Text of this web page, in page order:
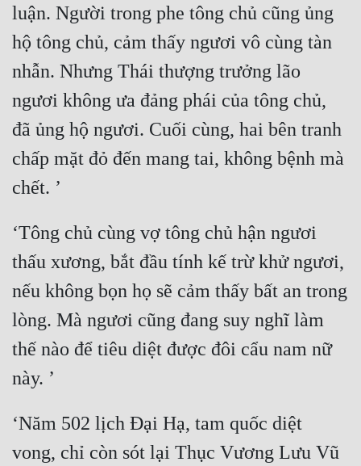
Đô Thị
Đông Phương
Đông Phương Huyền Huyễn
Đồng Nhân
Cẩu Đạo Trường Sinh
Truyện Nam
Truyện Nữ
Vô Địch Lưu
Xây Dựng Thế Lực
Đẹp Hiệp
luận. Người trong phe tông chủ cũng ủng
hộ tông chủ, cảm thấy ngươi vô cùng tàn
nhẫn. Nhưng Thái thượng trưởng lão
ngươi không ưa đảng phái của tông chủ,
đã ủng hộ ngươi. Cuối cùng, hai bên tranh
chấp mặt đỏ đến mang tai, không bệnh mà
‘Tông chủ cùng vợ tông chủ hận ngươi
thấu xương, bắt đầu tính kế trừ khử ngươi,
nếu không bọn họ sẽ cảm thấy bất an trong
lòng. Mà ngươi cũng đang suy nghĩ làm
thế nào để tiêu diệt được đôi cẩu nam nữ
‘Năm 502 lịch Đại Hạ, tam quốc diệt
vong, chỉ còn sót lại Thục Vương Lưu Vũ